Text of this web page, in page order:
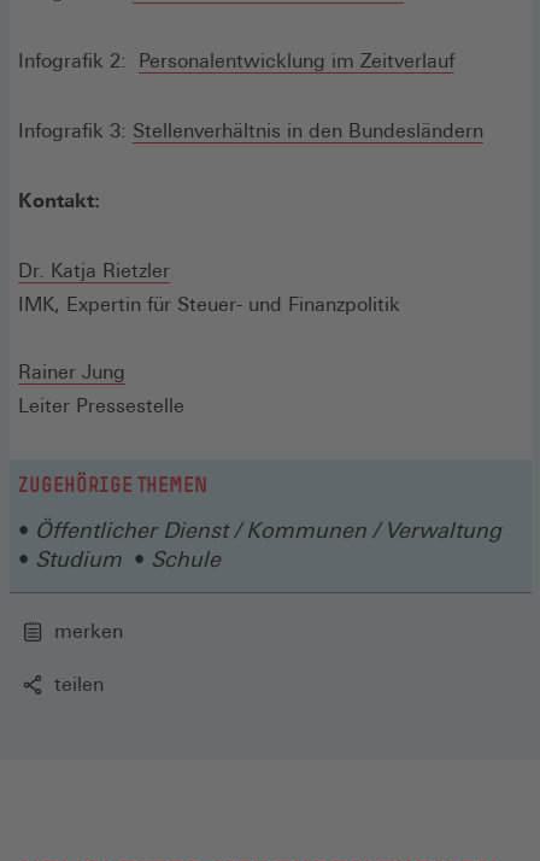
einem
Fenster)
Infografik 2: Personalentwicklung im Zeitverlauf(Öffnet
einem
Infografik 3: Stellenverhältnis in den Bundesländern
Kontakt:
Dr. Katja Rietzler
IMK, Expertin für Steuer- und Finanzpolitik
Rainer Jung
Leiter Pressestelle
ZUGEHÖRIGE THEMEN
Öffentlicher Dienst / Kommunen / Verwaltung
Studium
Schule
merken
teilen